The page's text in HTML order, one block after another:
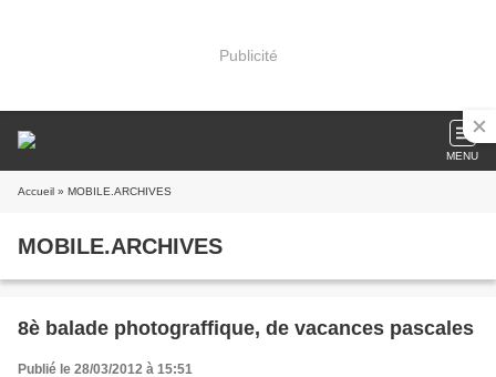
Publicité
MENU
Accueil » MOBILE.ARCHIVES
MOBILE.ARCHIVES
8è balade photograffique, de vacances pascales
Publié le 28/03/2012 à 15:51